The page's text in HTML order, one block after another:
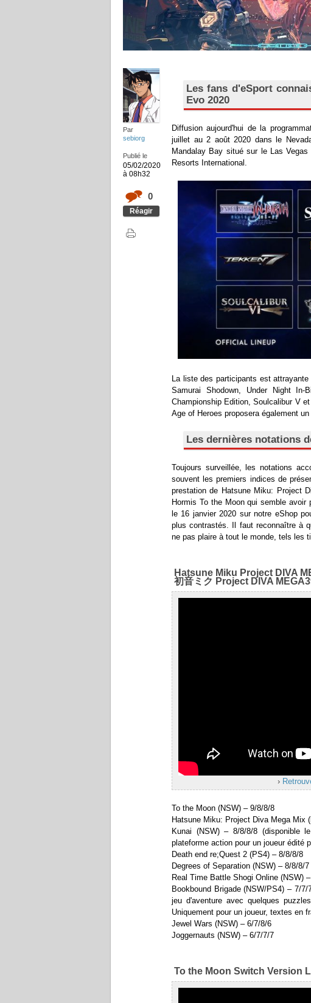
Par
sebiorg
Publié le
05/02/2020
à 08h32
0
Réagir
Les fans d'eSport
Evo 2020
Diffusion aujourd'hui de la
juillet au 2 août 2020 dans le
Mandalay Bay situé sur le Las
Resorts International.
La liste des participants est
Samurai Shodown, Under Night
Championship Edition, Soulcalibur V
Age of Heroes proposera également
Les dernières notations
Toujours surveillée, les notations
souvent les premiers indices de
prestation de Hatsune Miku: Project
Hormis To the Moon qui semble
le 16 janvier 2020 sur notre eShop
plus contrastés. Il faut reconnaître à
ne pas plaire à tout le monde, tels les
Hatsune Miku Project DIVA
初音ミク Project DIVA
›
To the Moon (NSW) – 9/8/8/8
Hatsune Miku: Project Diva Mega Mix
Kunai (NSW) – 8/8/8/8 (disponible
plateforme action pour un joueur édité
Death end re;Quest 2 (PS4) – 8/8/8/8
Degrees of Separation (NSW) – 8/8/8/7
Real Time Battle Shogi Online (NSW)
Bookbound Brigade (NSW/PS4) – 7/
jeu d'aventure avec quelques
Uniquement pour un joueur, textes en
Jewel Wars (NSW) – 6/7/8/6
Joggernauts (NSW) – 6/7/7/7
To the Moon Switch Version